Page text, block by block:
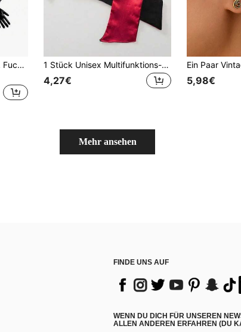
1-2/4 Stücke Punk Katze, Fuchs, Kaninchen Kostüm Set, inklusive Augenmaske, Herz-Choker und Kunstleder-Handschuhe - geeignet für Halloween-Partys, Lederbälle und andere Anlässe, Party
1 Stück Unisex Multifunktions-Kopfband, dekoratives Band-Haarband, langes Kopfband Haaraccessoire. Satin-Stoff Party-Spiel Augenmaske, Augendekoration, Cosplay Bühnenaufführung Kostüm-Requisite Augenmaske
4,27€ 5,98€
Mehr ansehen
FINDE UNS AUF
WENN DU DICH FÜR UNSEREN
ALLEN ANDEREN ERFAHREN (DU